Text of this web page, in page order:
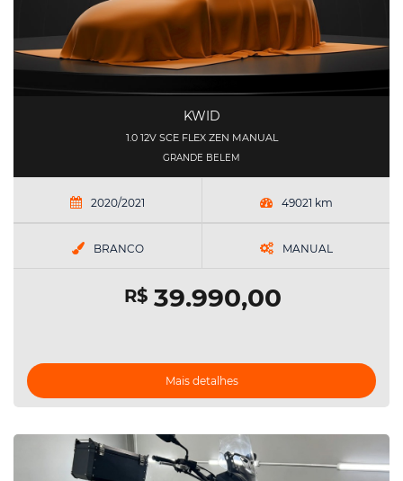
KWID
1.0 12V SCE FLEX ZEN MANUAL
GRANDE BELEM
2020/2021 49021 km
BRANCO MANUAL
R$39.990,00
Mais detalhes